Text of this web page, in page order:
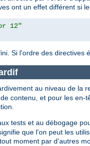
ont un effet différent si
12"
Si l'ordre des directives
au niveau de la
contenu, et pour les en-
tests et au débogage
que l'on peut les
moment par d'autres